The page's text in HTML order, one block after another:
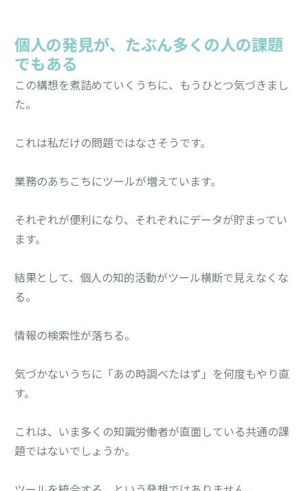
個人の発見が、たぶん多くの人の課題
でもある
この構想を煮詰めていくうちに、もうひとつ気づきまし
た。
これは私だけの問題ではなさそうです。
業務のあちこちにツールが増えています。
それぞれが便利になり、それぞれにデータが貯まってい
ます。
結果として、個人の知的活動がツール横断で見えなくな
る。
情報の検索性が落ちる。
気づかないうちに「あの時調べたはず」を何度もやり直
す。
これは、いま多くの知識労働者が直面している共通の課
題ではないでしょうか。